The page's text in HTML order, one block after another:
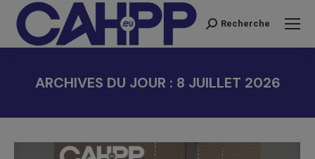
Recherche
Recherche
ARCHIVES DU JOUR : 8 JUILLET 2026